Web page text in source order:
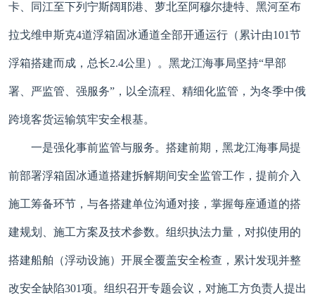
卡、同江至下列宁斯阔耶港、萝北至阿穆尔捷特、黑河至布
拉戈维申斯克4道浮箱固冰通道全部开通运行（累计由101节
浮箱搭建而成，总长2.4公里）。黑龙江海事局坚持“早部
署、严监管、强服务”，以全流程、精细化监管，为冬季中俄
跨境客货运输筑牢安全根基。
一是强化事前监管与服务。搭建前期，黑龙江海事局提
前部署浮箱固冰通道搭建拆解期间安全监管工作，提前介入
施工筹备环节，与各搭建单位沟通对接，掌握每座通道的搭
建规划、施工方案及技术参数。组织执法力量，对拟使用的
搭建船舶（浮动设施）开展全覆盖安全检查，累计发现并整
改安全缺陷301项。组织召开专题会议，对施工方负责人提出